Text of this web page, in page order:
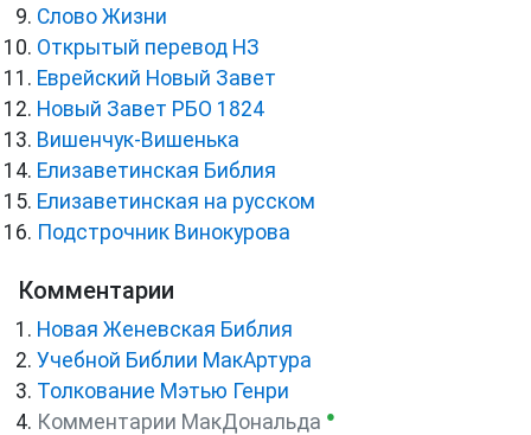
Слово Жизни
Открытый перевод НЗ
Еврейский Новый Завет
Новый Завет РБО 1824
Вишенчук-Вишенька
Елизаветинская Библия
Елизаветинская на русском
Подстрочник Винокурова
Комментарии
Новая Женевская Библия
Учебной Библии МакАртура
Толкование Мэтью Генри
Комментарии МакДональда ●